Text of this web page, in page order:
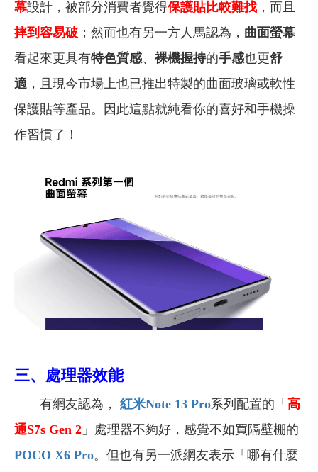
幕設計，被部分消費者覺得保護貼比較難找 ，而且
摔到容易破 ；然而也有另一方人馬認為， 曲面螢幕
看起來更具有特色質感、 裸機握持的手感也更舒
適 ，且現今市場上也已推出特製的曲面玻璃或軟性
保護貼等產品。因此這點就純看你的喜好和手機操
作習慣了！
三、處理器效能
有網友認為， 紅米Note 13 Pro系列配置的「 高
通S7s Gen 2 」處理器不夠好，感覺不如買隔壁棚的
POCO X6 Pro。但也有另一派網友表示「哪有什麼